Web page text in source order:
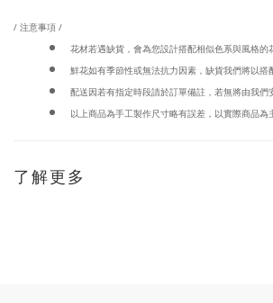
/ 注意事項 /
花材若遇缺貨，會為您設計搭配相似色系與風格的
鮮花如有季節性或無法抗力因素，缺貨我們將以搭
配送因若有指定時段請於訂單備註，若無將由我們
以上商品為手工製作尺寸略有誤差，以實際商品為
了解更多